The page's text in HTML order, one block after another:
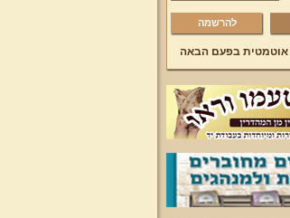
להרשמה
אוטמטית בפעם הבאה